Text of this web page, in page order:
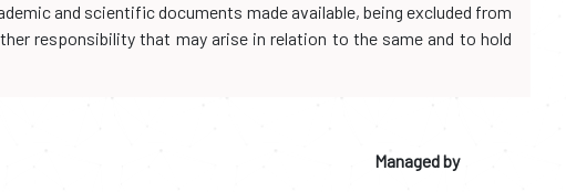
and scientific documents made available, being excluded from
responsibility that may arise in relation to the same and to hold
Managed by